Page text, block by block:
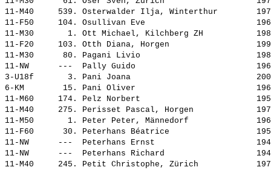
11-M40     539. Osterwalder Ilja, Winterthur
11-F50     104. Osullivan Eve
11-M30       1. Ott Michael, Kilchberg ZH
11-F20     103. Otth Diana, Horgen
11-M30      80. Pagani Livio
11-NW      --- Pally Guido
3-U18f       3. Pani Joana
6-KM        15. Pani Oliver
11-M60     174. Pelz Norbert
11-M40     275. Perisset Pascal, Horgen
11-M50       1. Peter Peter, Männedorf
11-F60      30. Peterhans Béatrice
11-NW      --- Peterhans Ernst
11-NW      --- Peterhans Richard
11-M40     245. Petit Christophe, Zürich